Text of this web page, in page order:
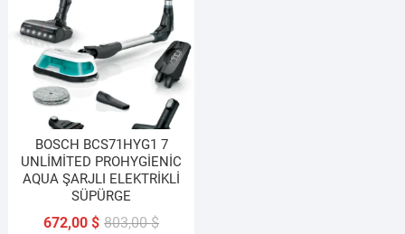
BOSCH BCS71HYG1 7
UNLİMİTED PROHYGİENİC
AQUA ŞARJLI ELEKTRİKLİ
SÜPÜRGE
803,00$Orijinal
672,00$
Şu